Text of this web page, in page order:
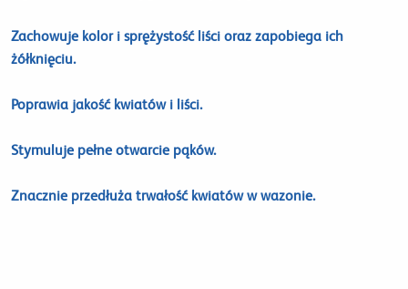
Zachowuje kolor i sprężystość liści oraz zapobiega ich
żółknięciu.
Poprawia jakość kwiatów i liści.
Stymuluje pełne otwarcie pąków.
Znacznie przedłuża trwałość kwiatów w wazonie.